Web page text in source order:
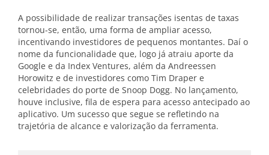
A possibilidade de realizar transações isentas de taxas
tornou-se, então, uma forma de ampliar acesso,
incentivando investidores de pequenos montantes. Daí o
nome da funcionalidade que, logo já atraiu aporte da
Google e da Index Ventures, além da Andreessen
Horowitz e de investidores como Tim Draper e
celebridades do porte de Snoop Dogg. No lançamento,
houve inclusive, fila de espera para acesso antecipado ao
aplicativo. Um sucesso que segue se refletindo na
trajetória de alcance e valorização da ferramenta.